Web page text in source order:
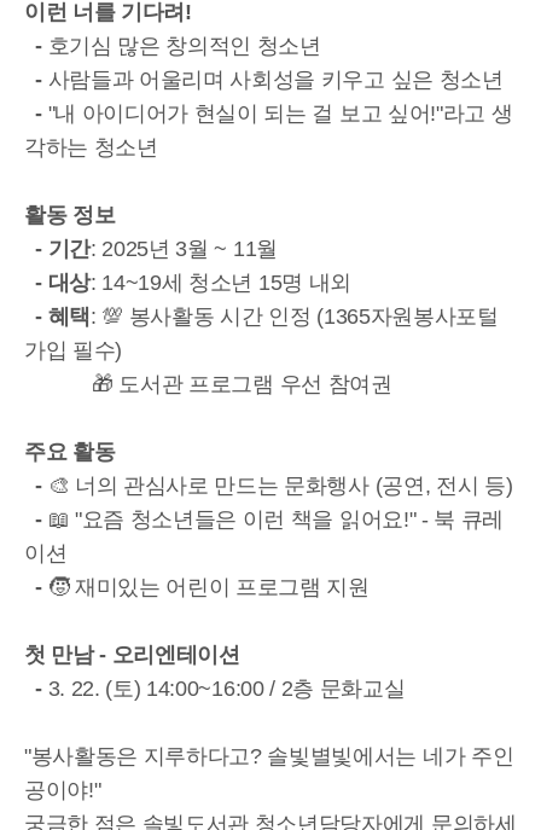
이런 너를 기다려!
- 호기심 많은 창의적인 청소년
- 사람들과 어울리며 사회성을 키우고 싶은 청소년
- "내 아이디어가 현실이 되는 걸 보고 싶어!"라고 생
각하는 청소년
활동 정보
- 기간: 2025년 3월 ~ 11월
- 대상: 14~19세 청소년 15명 내외
- 혜택: 💯 봉사활동 시간 인정 (1365자원봉사포털
가입 필수)
🎁 도서관 프로그램 우선 참여권
주요 활동
- 🎨 너의 관심사로 만드는 문화행사 (공연, 전시 등)
- 📖 "요즘 청소년들은 이런 책을 읽어요!" - 북 큐레
이션
- 🧒 재미있는 어린이 프로그램 지원
첫 만남 - 오리엔테이션
- 3. 22. (토) 14:00~16:00 / 2층 문화교실
"봉사활동은 지루하다고? 솔빛별빛에서는 네가 주인
공이야!"
궁금한 점은 솔빛도서관 청소년담당자에게 문의하세